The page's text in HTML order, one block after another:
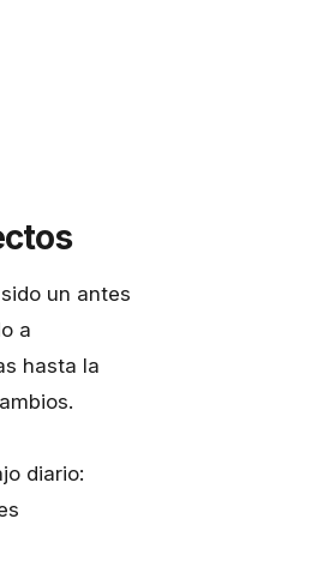
un antes
a
hasta la
diario: